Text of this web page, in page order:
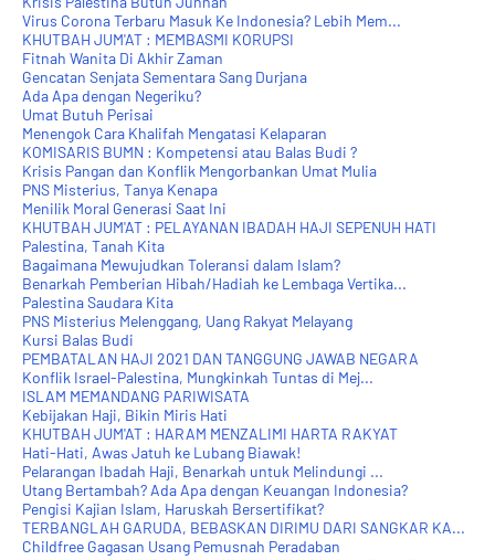
Virus Corona Terbaru Masuk Ke Indonesia? Lebih Mem...
KHUTBAH JUM'AT : MEMBASMI KORUPSI
Fitnah Wanita Di Akhir Zaman
Gencatan Senjata Sementara Sang Durjana
Ada Apa dengan Negeriku?
Umat Butuh Perisai
Menengok Cara Khalifah Mengatasi Kelaparan
KOMISARIS BUMN : Kompetensi atau Balas Budi ?
Krisis Pangan dan Konflik Mengorbankan Umat Mulia
PNS Misterius, Tanya Kenapa
Menilik Moral Generasi Saat Ini
KHUTBAH JUM'AT : PELAYANAN IBADAH HAJI SEPENUH HATI
Palestina, Tanah Kita
Bagaimana Mewujudkan Toleransi dalam Islam?
Benarkah Pemberian Hibah/Hadiah ke Lembaga Vertika...
Palestina Saudara Kita
PNS Misterius Melenggang, Uang Rakyat Melayang
Kursi Balas Budi
PEMBATALAN HAJI 2021 DAN TANGGUNG JAWAB NEGARA
Konflik Israel-Palestina, Mungkinkah Tuntas di Mej...
ISLAM MEMANDANG PARIWISATA
Kebijakan Haji, Bikin Miris Hati
KHUTBAH JUM'AT : HARAM MENZALIMI HARTA RAKYAT
Hati-Hati, Awas Jatuh ke Lubang Biawak!
Pelarangan Ibadah Haji, Benarkah untuk Melindungi ...
Utang Bertambah? Ada Apa dengan Keuangan Indonesia?
Pengisi Kajian Islam, Haruskah Bersertifikat?
TERBANGLAH GARUDA, BEBASKAN DIRIMU DARI SANGKAR KA...
Childfree Gagasan Usang Pemusnah Peradaban